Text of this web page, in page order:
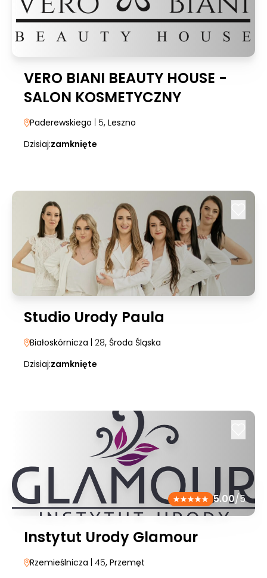
VERO BIANI BEAUTY HOUSE -
SALON KOSMETYCZNY
Paderewskiego | 5, Leszno
Dzisiaj:zamknięte
Studio Urody Paula
Białoskórnicza | 28, Środa Śląska
Dzisiaj:zamknięte
5.00/5
Instytut Urody Glamour
Rzemieślnicza | 45, Przemęt